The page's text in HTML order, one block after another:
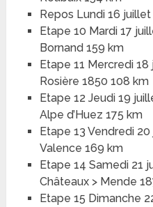
Repos Lundi 16
Etape 10 Mardi 17
Bornand 159 km
Etape 11 Mercredi
Rosière 1850 108 km
Etape 12 Jeudi 19
Alpe d’Huez 175 km
Etape 13 Vendredi
Valence 169 km
Etape 14 Samedi 21
Châteaux > Mende
Etape 15 Dimanche